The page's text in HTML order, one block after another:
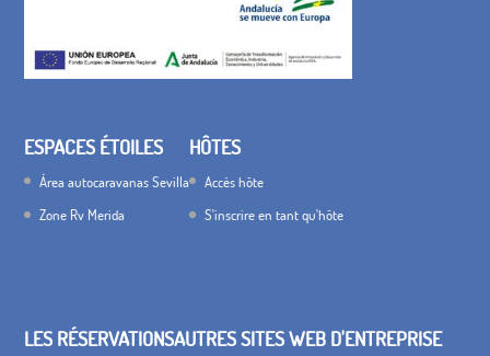
ESPACES ÉTOILES
Área autocaravanas Sevilla
Zone Rv Merida
HÔTES
Accès hôte
S'inscrire en tant qu'hôte
LES RÉSERVATIONSAUTRES SITES WEB D'ENTREPRISE